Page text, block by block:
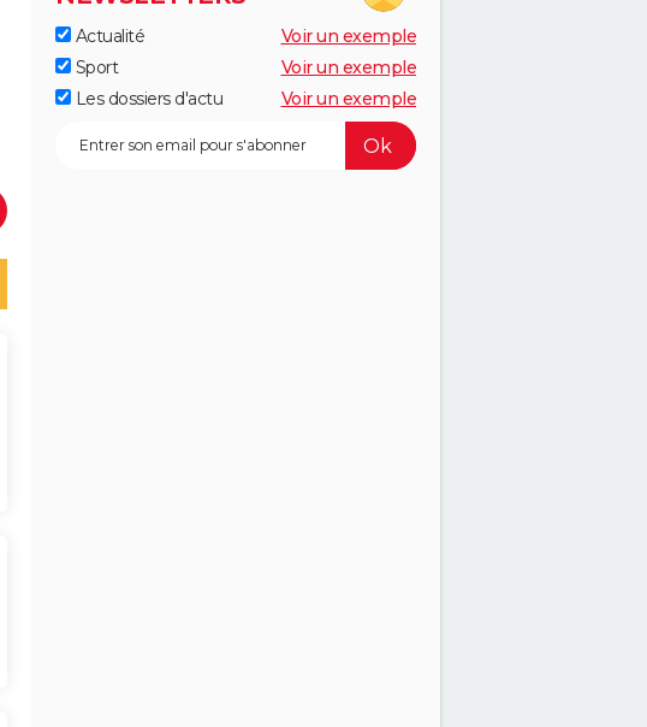
Actualité
Voir un exemple
Sport
Voir un exemple
Les dossiers d'actu
Voir un exemple